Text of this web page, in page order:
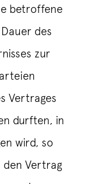
betroffene
des
zur
Vertrages
durften, in
wird, so
Vertrag